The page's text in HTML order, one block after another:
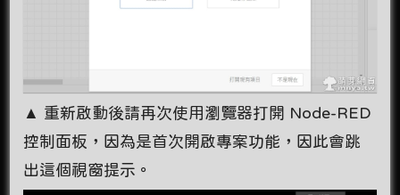
▲ 重新啟動後請再次使用瀏覽器打開 Node-RED
控制面板，因為是首次開啟專案功能，因此會跳
出這個視窗提示。